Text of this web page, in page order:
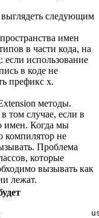
следующим
имен
в части кода, на
если использование
в коде не
префикс x.
методы.
том случае, если в
имен. Когда мы
компилятор не
Проблема
которые
вызывать как
лежат.